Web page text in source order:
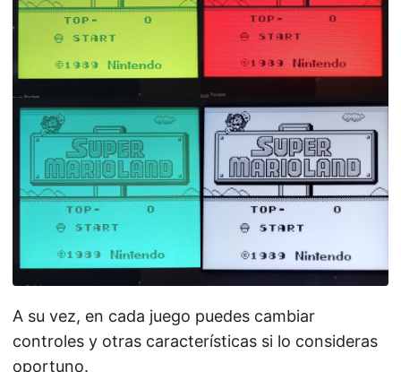
A su vez, en cada juego puedes cambiar
controles y otras características si lo consideras
oportuno.